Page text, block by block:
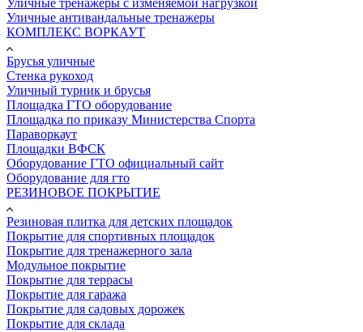
Уличные тренажеры с изменяемой нагрузкой
Уличные антивандальные тренажеры
КОМПЛЕКС ВОРКАУТ
Брусья уличные
Стенка рукоход
Уличный турник и брусья
Площадка ГТО оборудование
Площадка по приказу Министерства Спорта
Параворкаут
Площадки ВФСК
Оборудование ГТО официальный сайт
Оборудование для гто
РЕЗИНОВОЕ ПОКРЫТИЕ
Резиновая плитка для детских площадок
Покрытие для спортивных площадок
Покрытие для тренажерного зала
Модульное покрытие
Покрытие для террасы
Покрытие для гаража
Покрытие для садовых дорожек
Покрытие для склада